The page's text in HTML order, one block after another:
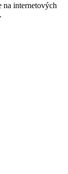
na internetových